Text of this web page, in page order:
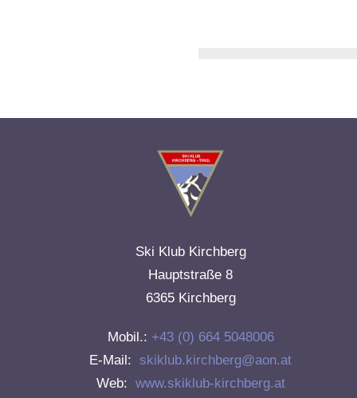
Ski Klub Kirchberg
Hauptstraße 8
6365 Kirchberg
Mobil.: +43 (0) 664 5048006
E-Mail:
skiklub.kirchberg@aon.at
Web: www.skiklub-kirchberg.at